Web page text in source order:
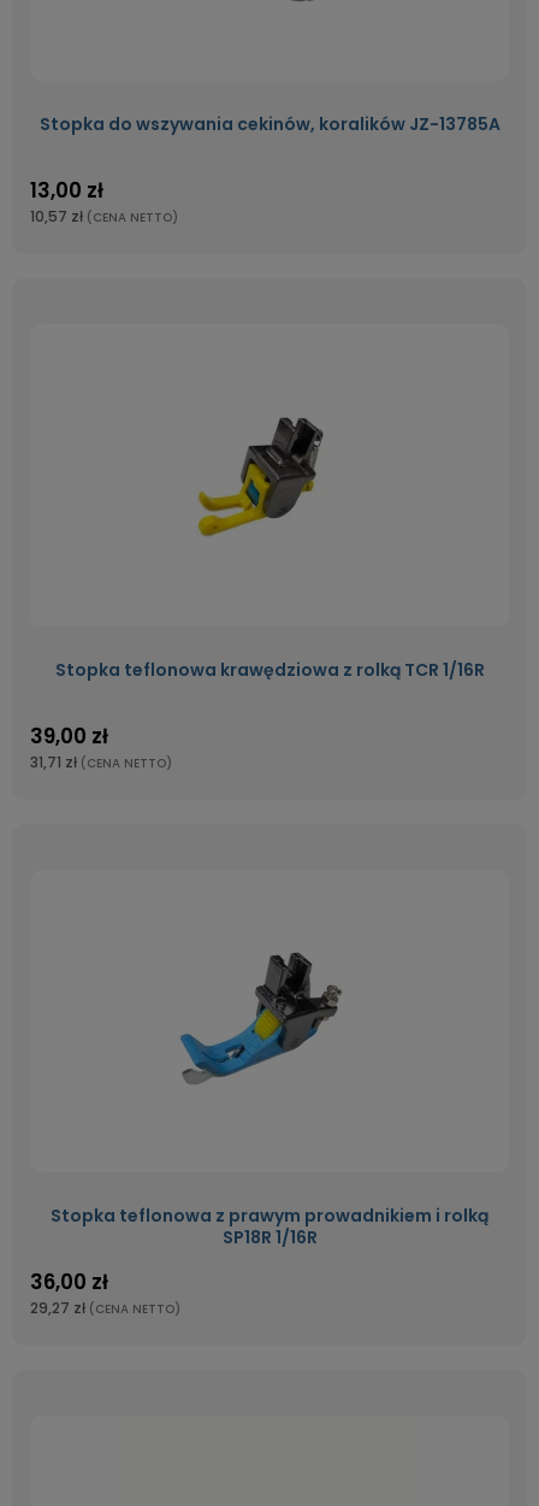
Stopka do wszywania cekinów, koralików JZ-13785A
13,00 zł
10,57 zł (CENA NETTO)
Stopka teflonowa krawędziowa z rolką TCR 1/16R
39,00 zł
31,71 zł (CENA NETTO)
Stopka teflonowa z prawym prowadnikiem i rolką
SP18R 1/16R
36,00 zł
29,27 zł (CENA NETTO)